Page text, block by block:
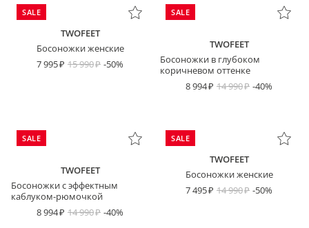
SALE
TWOFEET
Босоножки женские
7 995
15 990 -50%
SALE
TWOFEET
Босоножки в глубоком
коричневом оттенке
8 994
14 990 -40%
SALE
TWOFEET
Босоножки с эффектным
каблуком-рюмочкой
8 994
14 990 -40%
SALE
TWOFEET
Босоножки женские
7 495
14 990 -50%